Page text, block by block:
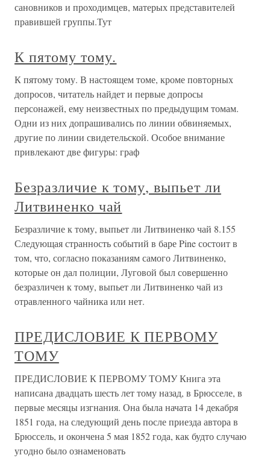
сановников и проходимцев, матерых представителей
правившей группы.Тут
К пятому тому.
К пятому тому. В настоящем томе, кроме повторных
допросов, читатель найдет и первые допросы
персонажей, ему неизвестных по предыдущим томам.
Одни из них допрашивались по линии обвиняемых,
другие по линии свидетельской. Особое внимание
привлекают две фигуры: граф
Безразличие к тому, выпьет ли
Литвиненко чай
Безразличие к тому, выпьет ли Литвиненко чай 8.155
Следующая странность событий в баре Pine состоит в
том, что, согласно показаниям самого Литвиненко,
которые он дал полиции, Луговой был совершенно
безразличен к тому, выпьет ли Литвиненко чай из
отравленного чайника или нет.
ПРЕДИСЛОВИЕ К ПЕРВОМУ
ТОМУ
ПРЕДИСЛОВИЕ К ПЕРВОМУ ТОМУ Книга эта
написана двадцать шесть лет тому назад, в Брюсселе, в
первые месяцы изгнания. Она была начата 14 декабря
1851 года, на следующий день после приезда автора в
Брюссель, и окончена 5 мая 1852 года, как будто случаю
угодно было ознаменовать